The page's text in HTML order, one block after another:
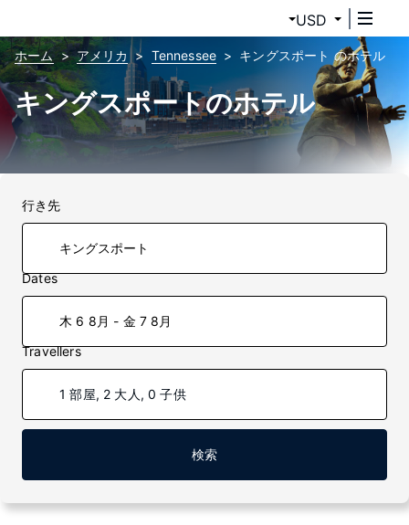
USD
ホーム アメリカ Tennessee キングスポート のホテル
キングスポートのホテル
行き先
Dates
木 6 8月 - 金 7 8月
Travellers
1 部屋, 2 大人, 0 子供
検索